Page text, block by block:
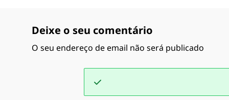
Deixe o seu comentário
O seu endereço de email não será publicado